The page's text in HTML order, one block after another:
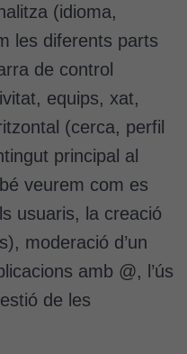
(idioma,
les diferents parts
de control
equips, xat,
(cerca, perfil
principal al
veurem com es
usuaris, la creació
moderació d’un
amb @, l’ús
de les